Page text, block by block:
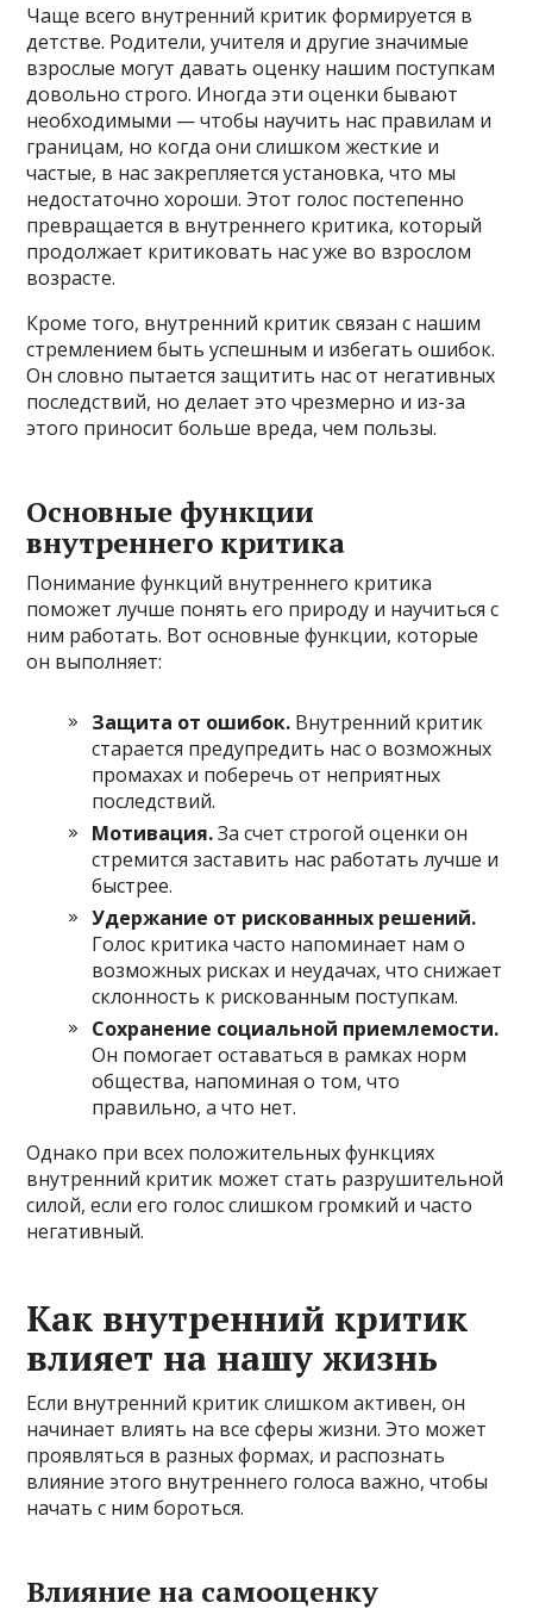
Чаще всего внутренний критик формируется в
детстве. Родители, учителя и другие значимые
взрослые могут давать оценку нашим поступкам
довольно строго. Иногда эти оценки бывают
необходимыми — чтобы научить нас правилам и
границам, но когда они слишком жесткие и
частые, в нас закрепляется установка, что мы
недостаточно хороши. Этот голос постепенно
превращается в внутреннего критика, который
продолжает критиковать нас уже во взрослом
возрасте.
Кроме того, внутренний критик связан с нашим
стремлением быть успешным и избегать ошибок.
Он словно пытается защитить нас от негативных
последствий, но делает это чрезмерно и из-за
этого приносит больше вреда, чем пользы.
Основные функции
внутреннего критика
Понимание функций внутреннего критика
поможет лучше понять его природу и научиться с
ним работать. Вот основные функции, которые
он выполняет:
Защита от ошибок. Внутренний критик
старается предупредить нас о возможных
промахах и поберечь от неприятных
последствий.
Мотивация.За счет строгой оценки он
стремится заставить нас работать лучше и
быстрее.
Удержание от рискованных решений.
Голос критика часто напоминает нам о
возможных рисках и неудачах, что снижает
склонность к рискованным поступкам.
Сохранение социальной приемлемости.
Он помогает оставаться в рамках норм
общества, напоминая о том, что
правильно, а что нет.
Однако при всех положительных функциях
внутренний критик может стать разрушительной
силой, если его голос слишком громкий и часто
негативный.
Как внутренний критик
влияет на нашу жизнь
Если внутренний критик слишком активен, он
начинает влиять на все сферы жизни. Это может
проявляться в разных формах, и распознать
влияние этого внутреннего голоса важно, чтобы
начать с ним бороться.
Влияние на самооценку